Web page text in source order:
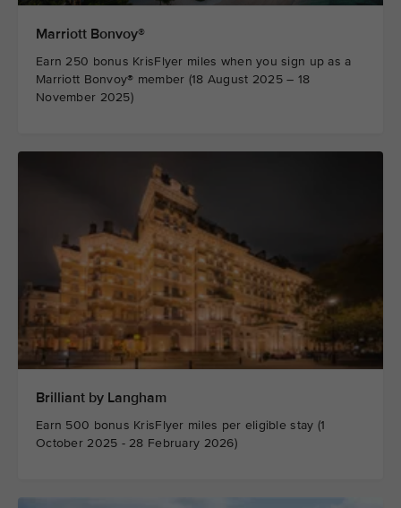
Marriott Bonvoy®
Earn 250 bonus KrisFlyer miles when you sign up as a
Marriott Bonvoy® member (18 August 2025 – 18
November 2025)
Brilliant by Langham
Earn 500 bonus KrisFlyer miles per eligible stay (1
October 2025 - 28 February 2026)